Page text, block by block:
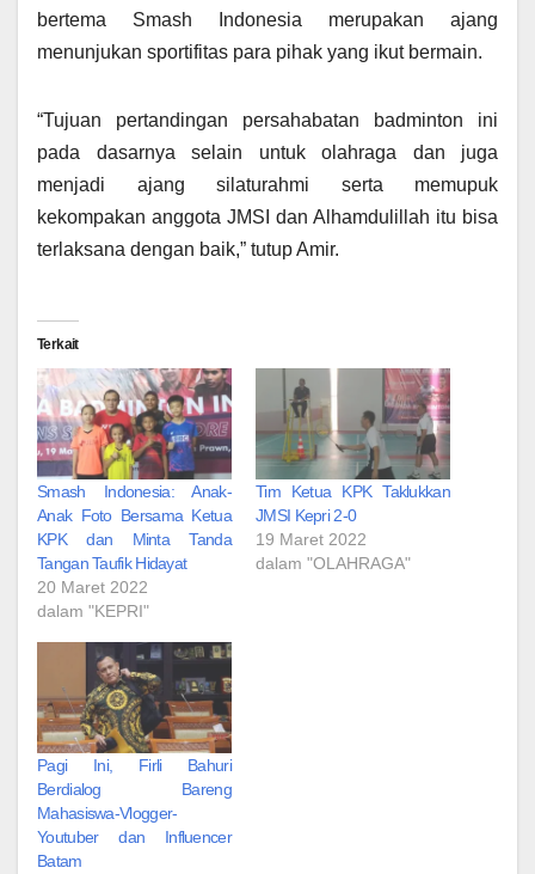
bertema Smash Indonesia merupakan ajang
menunjukan sportifitas para pihak yang ikut bermain.
“Tujuan pertandingan persahabatan badminton ini
pada dasarnya selain untuk olahraga dan juga
menjadi ajang silaturahmi serta memupuk
kekompakan anggota JMSI dan Alhamdulillah itu bisa
terlaksana dengan baik,” tutup Amir.
Terkait
Smash Indonesia: Anak-
Anak Foto Bersama Ketua
KPK dan Minta Tanda
Tangan Taufik Hidayat
20 Maret 2022
dalam "KEPRI"
Tim Ketua KPK Taklukkan
JMSI Kepri 2-0
19 Maret 2022
dalam "OLAHRAGA"
Pagi Ini, Firli Bahuri
Berdialog Bareng
Mahasiswa-Vlogger-
Youtuber dan Influencer
Batam